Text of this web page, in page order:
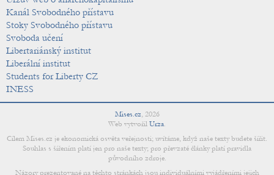
Kanál Svobodného přístavu
Stoky Svobodného přístavu
Svoboda učení
Libertariánský institut
Liberální institut
Students for Liberty CZ
INESS
Mises.cz, 2026
Web vytvořil Urza.
Cílem Mises.cz je ekonomická osvěta veřejnosti; uvítáme, když naše texty budete šířit.
Souhlas s šířením platí jen pro naše texty; pro převzaté články platí pravidla
původního zdroje.
Názory prezentované na těchto stránkách jsou individuálními vyjádřeními jejich